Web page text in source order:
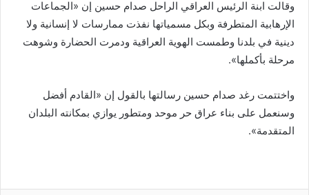
وقالت ابنة الرئيس العراقي الراحل صدام حسين إن «الجماعات
الإرهابية المتطرفة وبكل مسمياتها نفذت ممارسات لا إنسانية ولا
دينية في بلدنا وطمست الهوية العراقية ودمرت الحضارة وشوهت
مرحلة بأكملها».
واختتمت رغد صدام حسين رسالتها بالقول إن «القادم أفضل
وسنعمل على بناء عراق حر موحد ومتطور يوازي بمكانته البلدان
المتقدمة».